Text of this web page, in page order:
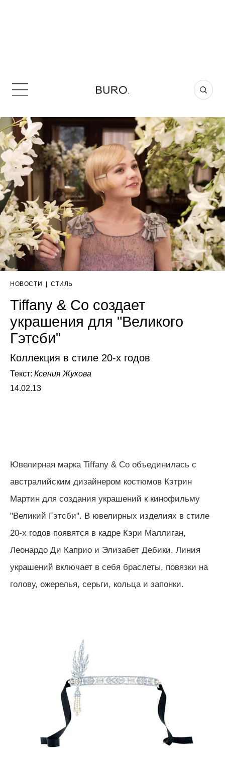
НОВОСТИ СТИЛЬ
Tiffany & Co создает
украшения для "Великого
Гэтсби"
Коллекция в стиле 20-х годов
Текст: Ксения Жукова
14.02.13
Ювелирная марка Tiffany & Co объединилась с
австралийским дизайнером костюмов Кэтрин
Мартин для создания украшений к кинофильму
"Великий Гэтсби". В ювелирных изделиях в стиле
20-х годов появятся в кадре Кэри Маллиган,
Леонардо Ди Каприо и Элизабет Дебики. Линия
украшений включает в себя браслеты, повязки на
голову, ожерелья, серьги, кольца и запонки.